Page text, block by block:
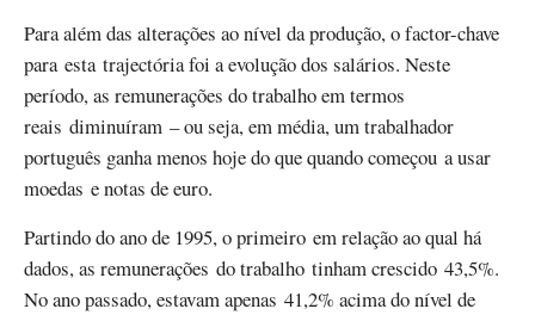
Para além das alterações ao nível da produção, o factor-chave
para esta trajectória foi a evolução dos salários. Neste
período, as remunerações do trabalho em termos
reais diminuíram – ou seja, em média, um trabalhador
português ganha menos hoje do que quando começou a usar
moedas e notas de euro.
Partindo do ano de 1995, o primeiro em relação ao qual há
dados, as remunerações do trabalho tinham crescido 43,5%.
No ano passado, estavam apenas 41,2% acima do nível de